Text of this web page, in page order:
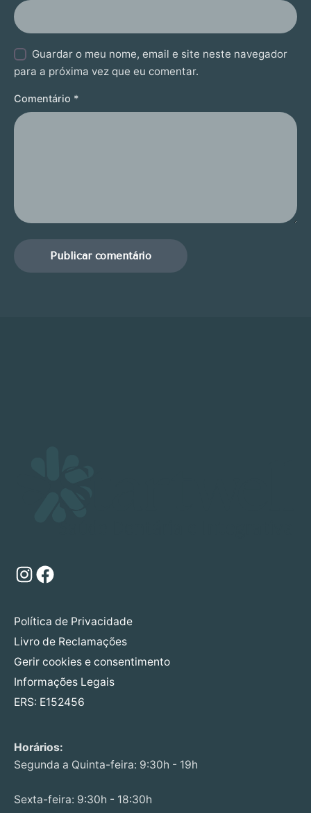
Guardar o meu nome, email e site neste navegador
para a próxima vez que eu comentar.
Comentário *
Instagram
Facebook
Política de Privacidade
Livro de Reclamações
Gerir cookies e consentimento
Informações Legais
ERS: E152456
Horários:
Segunda a Quinta-feira: 9:30h - 19h
Sexta-feira: 9:30h - 18:30h